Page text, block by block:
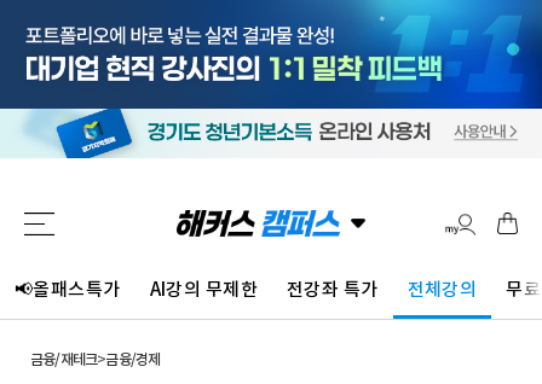
📢올패스특가 AI강의 무제한 전강좌 특가 전체강의 무
금융/재테크>금융/경제